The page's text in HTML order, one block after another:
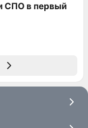
СПО в первый